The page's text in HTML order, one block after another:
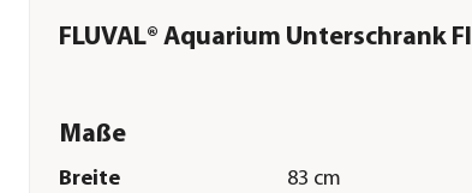
FLUVAL® Aquarium Unterschrank
Maße
Breite
83 cm